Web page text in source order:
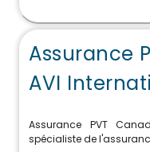
Assurance
AVI
Assurance PVT
spécialiste de